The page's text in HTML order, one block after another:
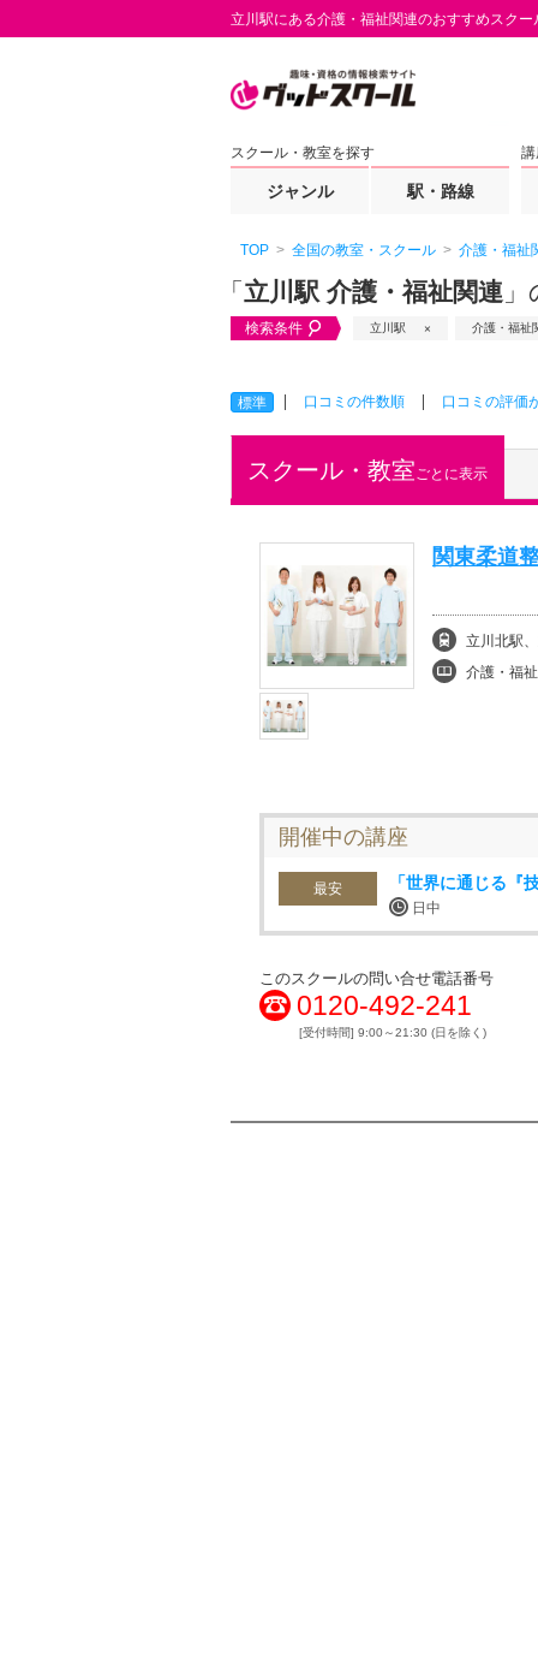
立川駅にある介護・福祉関連のおすすめスクー
スクール・教室を探す
ジャンル 駅・路線
TOP 全国の教室・スクール 介護・福祉
「 立川駅 介護・福祉関連
検索条件 立川駅 介護・福祉
標準 口コミの件数順 口コミの評価
スクール・教室ごとに表示
関東柔道
立川北駅
介護・福
開催中の講座
最安 「世界に通じる『
日中
このスクールの問い合せ電話番号
0120-492-241
[受付時間] 9:00～21:30 (日を除く)